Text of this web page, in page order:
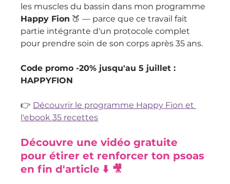
les muscles du bassin dans mon programme
Happy Fion 🍑 — parce que ce travail fait
partie intégrante d'un protocole complet
pour prendre soin de son corps après 35 ans.
Code promo -20% jusqu'au 5 juillet :
HAPPYFION
👉 Découvrir le programme Happy Fion et
l'ebook 35 recettes
Découvre une vidéo gratuite
pour étirer et renforcer ton psoas
en fin d'article ⬇️ 🎥